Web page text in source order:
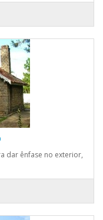
dar ênfase no exterior,